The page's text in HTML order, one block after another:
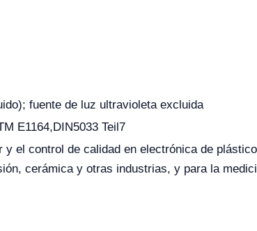
fuente de luz ultravioleta excluida
E1164,DIN5033 Teil7
el control de calidad en electrónica de
cerámica y otras industrias, y para la